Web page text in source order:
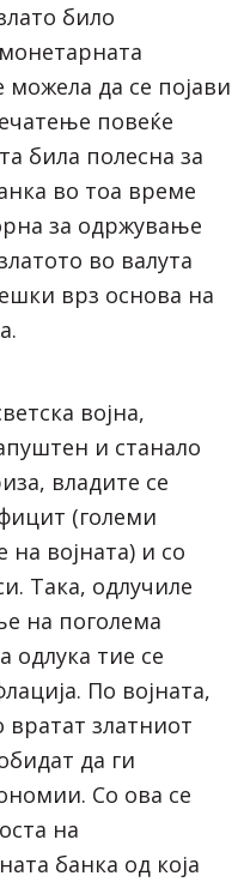
било
можела да се појави
повеќе
била полесна за
во тоа време
за одржување
во валута
врз основа на
војна,
и станало
владите се
(големи
војната) и со
Така, одлучиле
на поголема
одлука тие се
По војната,
златниот
да ги
Со ова се
на
банка од која